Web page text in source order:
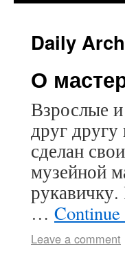
Daily
О
Взрослые и
друг другу
сделан
музейной
…
Leave a comment